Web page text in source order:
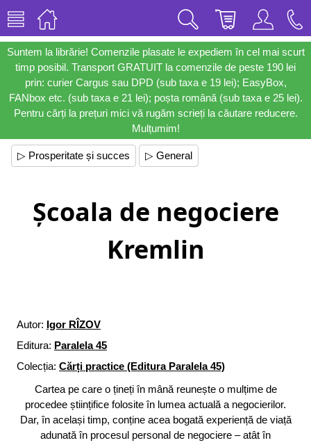
Suntem la librărie! Comenzile plasate le expediem în cel mai scurt
timp posibil. Transport GRATUIT la comenzile de peste 190 lei
prin: curier Cargus sau DPD (sub taxa e 19 lei); EasyBox,
FANbox etc. (sub taxa e 21 lei); poșta română (sub taxa e 25 lei).
Pentru cărți la prețuri mici vă rugăm scrieți la căutare reducere.
Mulțumim!
▷ Prosperitate și succes ▷ General
Școala de negociere
Kremlin
Autor: Igor RÎZOV
Editura: Paralela 45
Colecția: Cărți practice (Editura Paralela 45)
Cartea pe care o țineți în mână reunește o mulțime de
procedee științifice folosite în lumea actuală a negocierilor.
Dar, în același timp, conține acea bogată experiență de viață
adunată în procesul personal de negociere – atât în